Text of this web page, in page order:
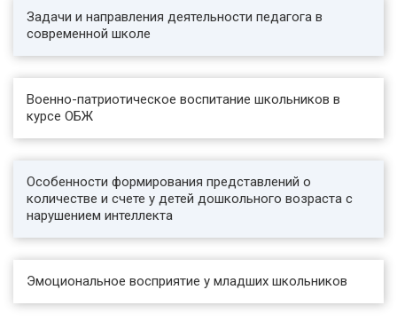
осуществлении воспитательного процесса.
В-третьих, по объему и значению
отводится значительное место.
............
Задачи и направления деятельности педагога в
современной школе
Военно-патриотическое воспитание школьников в
курсе ОБЖ
Особенности формирования представлений о
количестве и счете у детей дошкольного возраста с
нарушением интеллекта
Эмоциональное восприятие у младших школьников